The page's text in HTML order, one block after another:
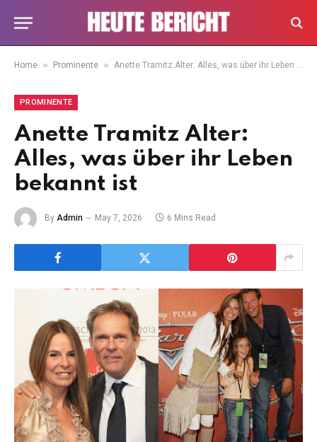
Home » Prominente » Anette Tramitz Alter: Alles, was über ihr Leben bekannt ist
PROMINENTE
Anette Tramitz Alter:
Alles, was über ihr Leben
bekannt ist
By Admin May 7, 2026 6 Mins Read